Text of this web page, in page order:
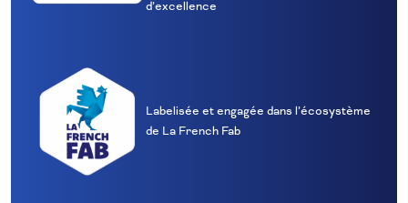
d’excellence
Labelisée et engagée dans l’écosystème
de La French Fab